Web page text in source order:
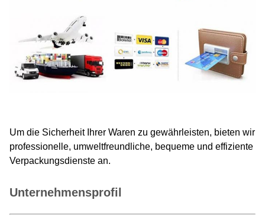
Um die Sicherheit Ihrer Waren zu gewährleisten, bieten wir
professionelle, umweltfreundliche, bequeme und effiziente
Verpackungsdienste an.
Unternehmensprofil